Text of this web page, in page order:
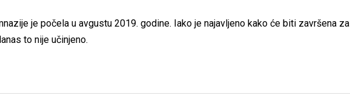
je počela u avgustu 2019. godine. Iako je najavljeno kako će biti završena za
to nije učinjeno.